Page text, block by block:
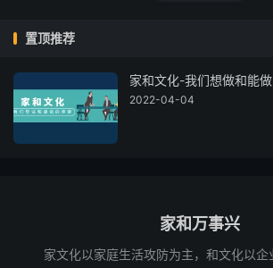
置顶推荐
家和文化-我们想做和能
2022-04-04
家和万事兴
家文化以家庭生活攻防为主，和文化以企